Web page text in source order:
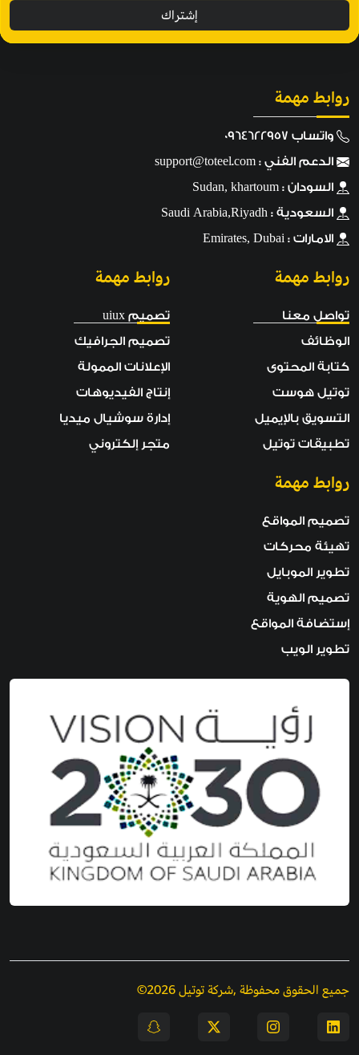
إشتراك
روابط مهمة
واتساب 0964622957
الدعم الفني : support@toteel.com
السودان : Sudan, khartoum
السعودية : Saudi Arabia,Riyadh
الامارات : Emirates, Dubai
روابط مهمة
تواصل معنا
الوظائف
كتابة المحتوى
توتيل هوست
التسويق بالإيميل
تطبيقات توتيل
روابط مهمة
تصميم uiux
تصميم الجرافيك
الإعلانات الممولة
إنتاج الفيديوهات
إدارة سوشيال ميديا
متجر إلكتروني
روابط مهمة
تصميم المواقع
تهيئة محركات
تطوير الموبايل
تصميم الهوية
إستضافة المواقع
تطوير الويب
جميع الحقوق محفوظة ,شركة توتيل 2026©